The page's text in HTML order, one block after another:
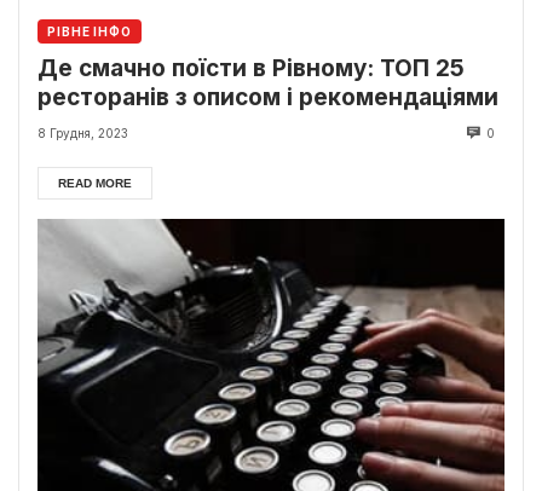
РІВНЕ ІНФО
Де смачно поїсти в Рівному: ТОП 25
ресторанів з описом і рекомендаціями
8 Грудня, 2023 0
READ MORE